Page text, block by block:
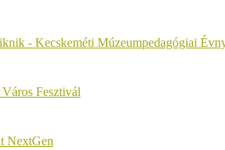
- Kecskeméti Múzeumpedagógiai
Fesztivál
NextGen